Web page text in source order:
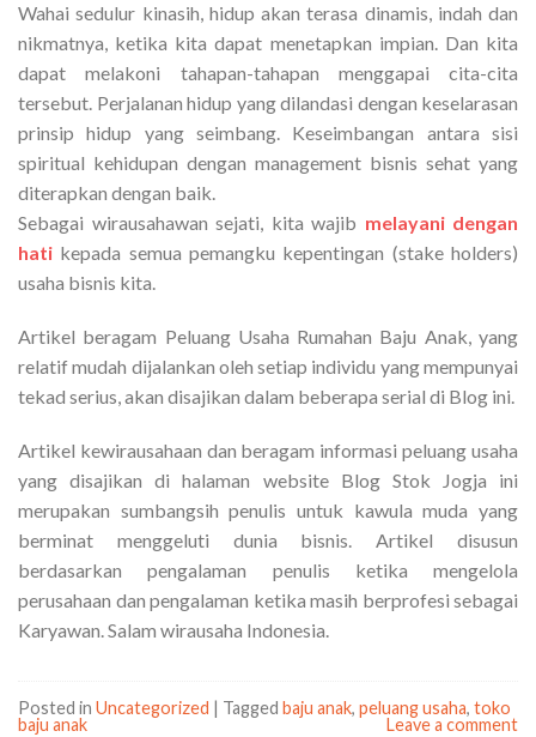
Wahai sedulur kinasih, hidup akan terasa dinamis, indah dan
nikmatnya, ketika kita dapat menetapkan impian. Dan kita
dapat melakoni tahapan-tahapan menggapai cita-cita
tersebut. Perjalanan hidup yang dilandasi dengan keselarasan
prinsip hidup yang seimbang. Keseimbangan antara sisi
spiritual kehidupan dengan management bisnis sehat yang
diterapkan dengan baik.
Sebagai wirausahawan sejati, kita wajib melayani dengan
hati kepada semua pemangku kepentingan (stake holders)
usaha bisnis kita.
Artikel beragam Peluang Usaha Rumahan Baju Anak, yang
relatif mudah dijalankan oleh setiap individu yang mempunyai
tekad serius, akan disajikan dalam beberapa serial di Blog ini.
Artikel kewirausahaan dan beragam informasi peluang usaha
yang disajikan di halaman website Blog Stok Jogja ini
merupakan sumbangsih penulis untuk kawula muda yang
berminat menggeluti dunia bisnis. Artikel disusun
berdasarkan pengalaman penulis ketika mengelola
perusahaan dan pengalaman ketika masih berprofesi sebagai
Karyawan. Salam wirausaha Indonesia.
Posted in Uncategorized | Tagged baju anak, peluang usaha, toko
baju anak
Leave a comment